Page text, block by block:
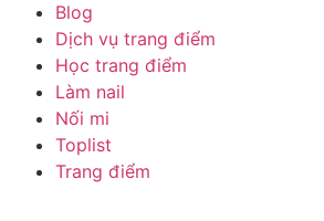
Blog
Dịch vụ trang điểm
Học trang điểm
Làm nail
Nối mi
Toplist
Trang điểm